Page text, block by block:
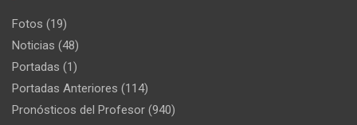
Fotos (19)
Noticias (48)
Portadas (1)
Portadas Anteriores (114)
Pronósticos del Profesor (940)